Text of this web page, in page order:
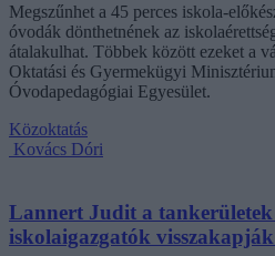
Megszűnhet a 45 perces iskola-
óvodák dönthetnének az
átalakulhat. Többek között ezeket a
Oktatási és Gyermekügyi
Óvodapedagógiai Egyesület.
Közoktatás
Kovács Dóri
Lannert Judit a
iskolaigazgatók